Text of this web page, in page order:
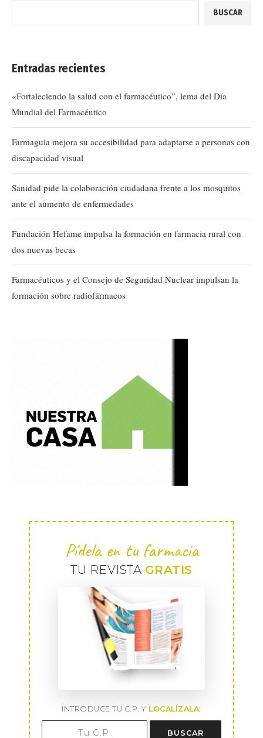
BUSCAR
Entradas recientes
«Fortaleciendo la salud con el farmacéutico”, lema del Día
Mundial del Farmacéutico
Farmaguia mejora su accesibilidad para adaptarse a personas con
discapacidad visual
Sanidad pide la colaboración ciudadana frente a los mosquitos
ante el aumento de enfermedades
Fundación Hefame impulsa la formación en farmacia rural con
dos nuevas becas
Farmacéuticos y el Consejo de Seguridad Nuclear impulsan la
formación sobre radiofármacos
Pídela en tu farmacia
TU REVISTA GRATIS
INTRODUCE TU C.P. Y LOCALÍZALA:
BUSCAR